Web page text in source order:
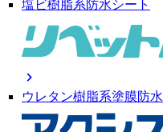
塩ビ樹脂系防水シート
chevron_right
ウレタン樹脂系塗膜防水